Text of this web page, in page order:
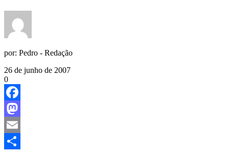
por: Pedro - Redação
26 de junho de 2007
0
Facebook
Mastodon
Email